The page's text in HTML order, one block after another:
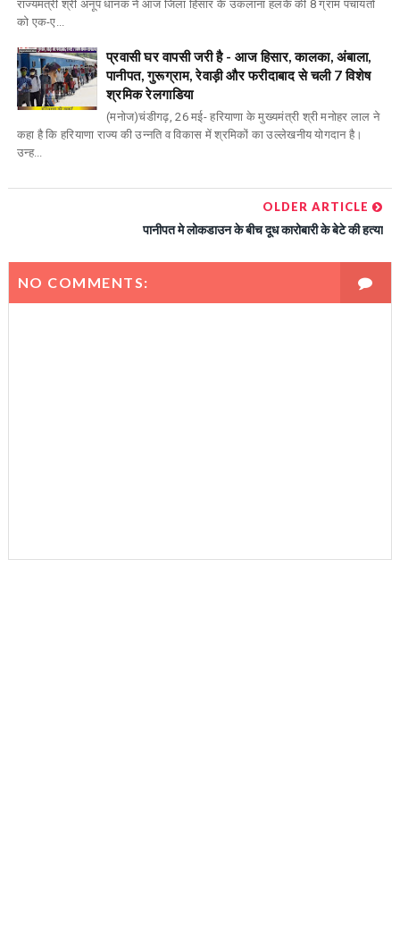
राज्यमंत्री श्री अनूप धानक ने आज जिला हिसार के उकलाना हलके की 8 ग्राम पंचायतों
को एक-ए...
प्रवासी घर वापसी जरी है - आज हिसार, कालका, अंबाला,
पानीपत, गुरूग्राम, रेवाड़ी और फरीदाबाद से चली 7 विशेष
श्रमिक रेलगाडिया
(मनोज)चंडीगढ़, 26 मई- हरियाणा के मुख्यमंत्री श्री मनोहर लाल ने
कहा है कि हरियाणा राज्य की उन्नति व विकास में श्रमिकों का उल्लेखनीय योगदान है।
उन्ह...
OLDER ARTICLE
पानीपत मे लोकडाउन के बीच दूध कारोबारी के बेटे की हत्या
NO COMMENTS: